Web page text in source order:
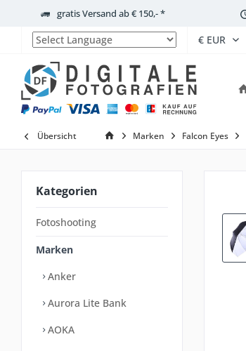
gratis Versand ab € 150,- *
Powered by
Übersicht Marken Falcon Eyes
Kategorien
Fotoshooting
Marken
Anker
Aurora Lite Bank
AOKA